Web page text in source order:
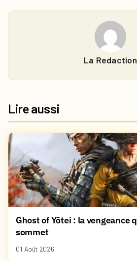
La Redaction
Lire aussi
Ghost of Yōtei : la vengeance
sommet
01 Août 2026